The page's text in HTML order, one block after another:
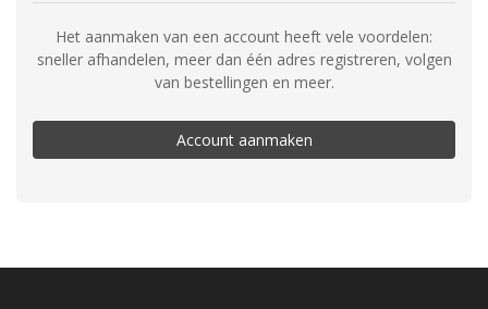
Het aanmaken van een account heeft vele voordelen:
sneller afhandelen, meer dan één adres registreren, volgen
van bestellingen en meer.
Account aanmaken